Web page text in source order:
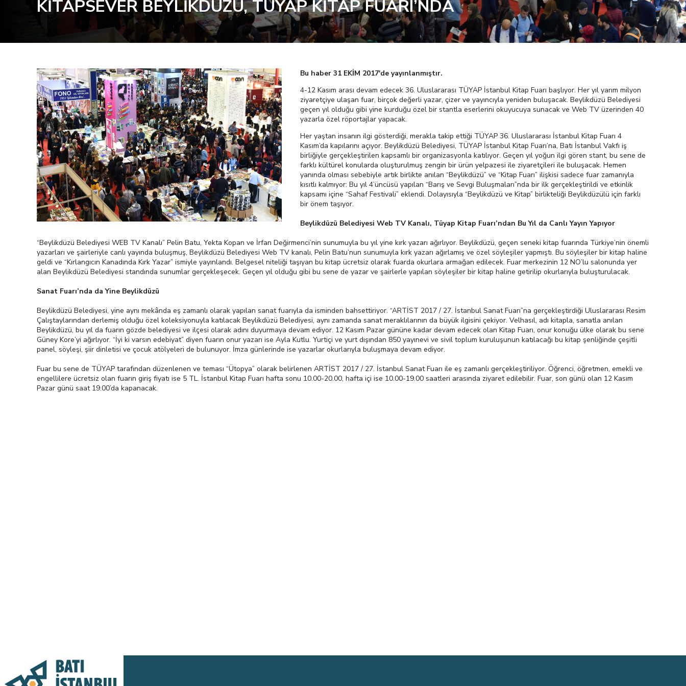
KİTAPSEVER BEYLİKDÜZÜ, TÜYAP KİTAP FUARI’NDA
Bu haber 31 EKİM 2017'de yayınlanmıştır.
4-12 Kasım arası devam edecek 36. Uluslararası TÜYAP İstanbul Kitap Fuarı başlıyor. Her yıl yarım milyon
ziyaretçiye ulaşan fuar, birçok değerli yazar, çizer ve yayıncıyla yeniden buluşacak. Beylikdüzü Belediyesi
geçen yıl olduğu gibi yine kurduğu özel bir stantla eserlerini okuyucuya sunacak ve Web TV üzerinden 40
yazarla özel röportajlar yapacak.
Her yaştan insanın ilgi gösterdiği, merakla takip ettiği TÜYAP 36. Uluslararası İstanbul Kitap Fuarı 4
Kasım’da kapılarını açıyor. Beylikdüzü Belediyesi, TÜYAP İstanbul Kitap Fuarı’na, Batı İstanbul Vakfı iş
birliğiyle gerçekleştirilen kapsamlı bir organizasyonla katılıyor. Geçen yıl yoğun ilgi gören stant, bu sene de
farklı kültürel konularda oluşturulmuş zengin bir ürün yelpazesi ile ziyaretçileri ile buluşacak. Hemen
yanında olması sebebiyle artık birlikte anılan “Beylikdüzü” ve “Kitap Fuarı” ilişkisi sadece fuar zamanıyla
kısıtlı kalmıyor: Bu yıl 4’üncüsü yapılan “Barış ve Sevgi Buluşmaları”nda bir ilk gerçekleştirildi ve etkinlik
kapsamı içine “Sahaf Festivali” eklendi. Dolayısıyla “Beylikdüzü ve Kitap” birlikteliği Beylikdüzülü için farklı
bir önem taşıyor.
Beylikdüzü Belediyesi Web TV Kanalı, Tüyap Kitap Fuarı’ndan Bu Yıl da Canlı Yayın Yapıyor
“Beylikdüzü Belediyesi WEB TV Kanalı” Pelin Batu, Yekta Kopan ve İrfan Değirmenci’nin sunumuyla bu yıl yine kırk yazarı ağırlıyor. Beylikdüzü, geçen seneki kitap fuarında Türkiye’nin önemli
yazarları ve şairleriyle canlı yayında buluşmuş, Beylikdüzü Belediyesi Web TV kanalı, Pelin Batu’nun sunumuyla kırk yazarı ağırlamış ve özel söyleşiler yapmıştı. Bu söyleşiler bir kitap haline
geldi ve “Kırlangıcın Kanadında Kırk Yazar” ismiyle yayınlandı. Belgesel niteliği taşıyan bu kitap ücretsiz olarak fuarda okurlara armağan edilecek. Fuar merkezinin 12 NO’lu salonunda yer
alan Beylikdüzü Belediyesi standında sunumlar gerçekleşecek. Geçen yıl olduğu gibi bu sene de yazar ve şairlerle yapılan söyleşiler bir kitap haline getirilip okurlarıyla buluşturulacak.
Sanat Fuarı’nda da Yine Beylikdüzü
Beylikdüzü Belediyesi, yine aynı mekânda eş zamanlı olarak yapılan sanat fuarıyla da isminden bahsettiriyor. “ARTİST 2017 / 27. İstanbul Sanat Fuarı”na gerçekleştirdiği Uluslararası Resim
Çalıştaylarından derlemiş olduğu özel koleksiyonuyla katılacak Beylikdüzü Belediyesi, aynı zamanda sanat meraklılarının da büyük ilgisini çekiyor. Velhasıl, adı kitapla, sanatla anılan
Beylikdüzü, bu yıl da fuarın gözde belediyesi ve ilçesi olarak adını duyurmaya devam ediyor. 12 Kasım Pazar gününe kadar devam edecek olan Kitap Fuarı, onur konuğu ülke olarak bu sene
Güney Kore’yi ağırlıyor. “İyi ki varsın edebiyat” diyen fuarın onur yazarı ise Ayla Kutlu. Yurtiçi ve yurt dışından 850 yayınevi ve sivil toplum kuruluşunun katılacağı bu kitap şenliğinde çeşitli
panel, söyleşi, şiir dinletisi ve çocuk atölyeleri de bulunuyor. İmza günlerinde ise yazarlar okurlarıyla buluşmaya devam ediyor.
Fuar bu sene de TÜYAP tarafından düzenlenen ve teması “Ütopya” olarak belirlenen ARTİST 2017 / 27. İstanbul Sanat Fuarı ile eş zamanlı gerçekleştiriliyor. Öğrenci, öğretmen, emekli ve
engellilere ücretsiz olan fuarın giriş fiyatı ise 5 TL. İstanbul Kitap Fuarı hafta sonu 10.00-20.00, hafta içi ise 10.00-19.00 saatleri arasında ziyaret edilebilir. Fuar, son günü olan 12 Kasım
Pazar günü saat 19.00’da kapanacak.